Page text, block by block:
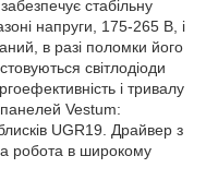
стабільну
напруги, 175-265 В, і
в разі поломки його
світлодіоди
і тривалу
Vestum:
UGR19. Драйвер з
робота в широкому